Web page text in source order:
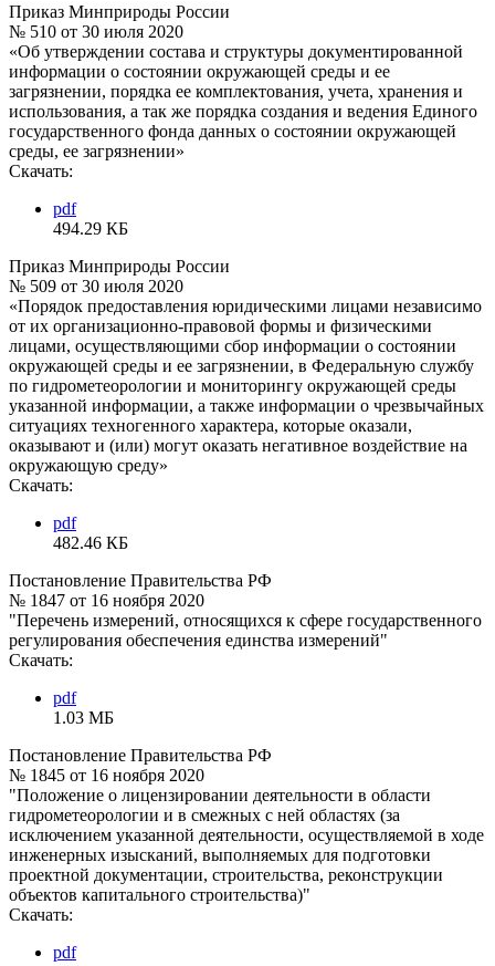
Приказ Минприроды России
№ 510 от 30 июля 2020
«Об утверждении состава и структуры документированной
информации о состоянии окружающей среды и ее
загрязнении, порядка ее комплектования, учета, хранения и
использования, а так же порядка создания и ведения Единого
государственного фонда данных о состоянии окружающей
среды, ее загрязнении»
Скачать:
pdf
494.29 КБ
Приказ Минприроды России
№ 509 от 30 июля 2020
«Порядок предоставления юридическими лицами независимо
от их организационно-правовой формы и физическими
лицами, осуществляющими сбор информации о состоянии
окружающей среды и ее загрязнении, в Федеральную службу
по гидрометеорологии и мониторингу окружающей среды
указанной информации, а также информации о чрезвычайных
ситуациях техногенного характера, которые оказали,
оказывают и (или) могут оказать негативное воздействие на
окружающую среду»
Скачать:
pdf
482.46 КБ
Постановление Правительства РФ
№ 1847 от 16 ноября 2020
"Перечень измерений, относящихся к сфере государственного
регулирования обеспечения единства измерений"
Скачать:
pdf
1.03 МБ
Постановление Правительства РФ
№ 1845 от 16 ноября 2020
"Положение о лицензировании деятельности в области
гидрометеорологии и в смежных с ней областях (за
исключением указанной деятельности, осуществляемой в ходе
инженерных изысканий, выполняемых для подготовки
проектной документации, строительства, реконструкции
объектов капитального строительства)"
Скачать:
pdf